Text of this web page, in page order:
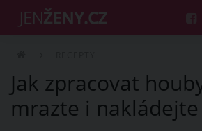
Jak zpracovat
mrazte i nakládejte